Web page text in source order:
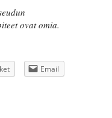
ovat omia.
Email